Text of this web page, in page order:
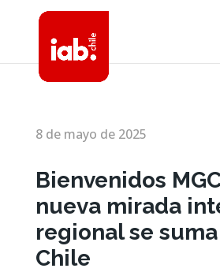
8 de mayo de 2025
Bienvenidos
nueva mirada
regional se suma
Chile